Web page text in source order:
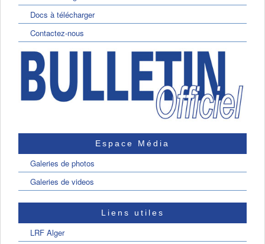
Docs à télécharger
Contactez-nous
Espace Média
Galeries de photos
Galeries de videos
Liens utiles
LRF Alger